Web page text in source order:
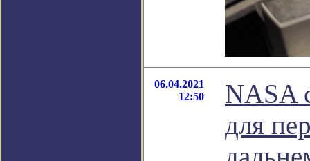
06.04.2021
12:50
NASA
для